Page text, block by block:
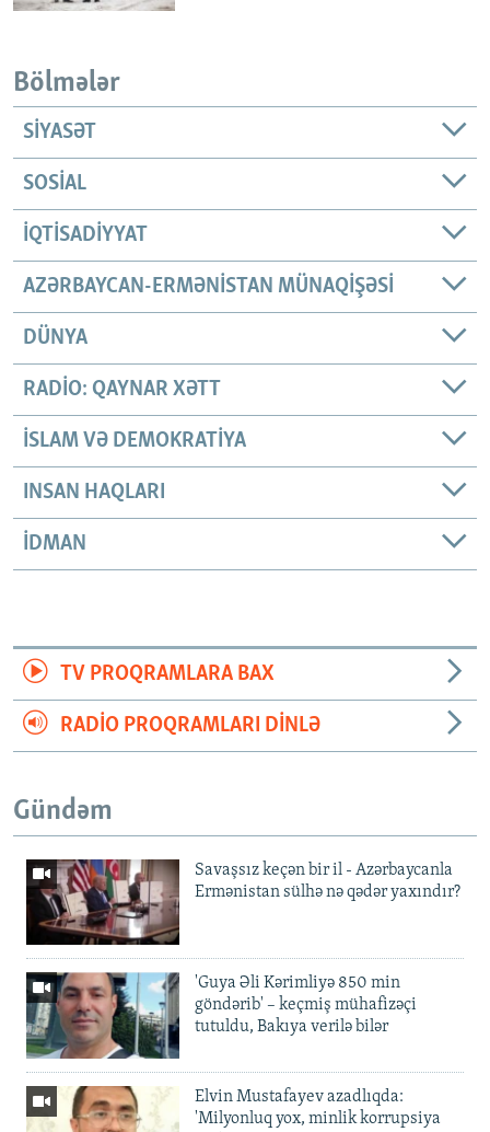
Bölmələr
SIYASƏT
SOSIAL
İQTISADIYYAT
AZƏRBAYCAN-ERMƏNISTAN MÜNAQIŞƏSI
DÜNYA
RADIO: QAYNAR XƏTT
İSLAM VƏ DEMOKRATIYA
INSAN HAQLARI
İDMAN
TV PROQRAMLARA BAX
RADIO PROQRAMLARI DINLƏ
Gündəm
Savaşsız keçən bir il - Azərbaycanla
Ermənistan sülhə nə qədər yaxındır?
'Guya Əli Kərimliyə 850 min
göndərib' – keçmiş mühafizəçi
tutuldu, Bakıya verilə bilər
Elvin Mustafayev azadlıqda:
'Milyonluq yox, minlik korrupsiya